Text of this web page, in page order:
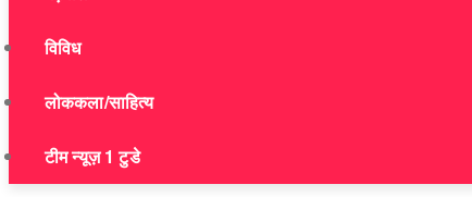
विविध
लोककला/साहित्य
टीम न्यूज़ 1 टुडे